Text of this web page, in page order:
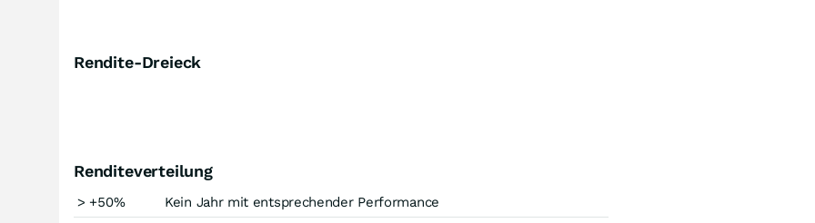
Rendite-Dreieck
Renditeverteilung
> +50%
Kein Jahr mit entsprechender Performance